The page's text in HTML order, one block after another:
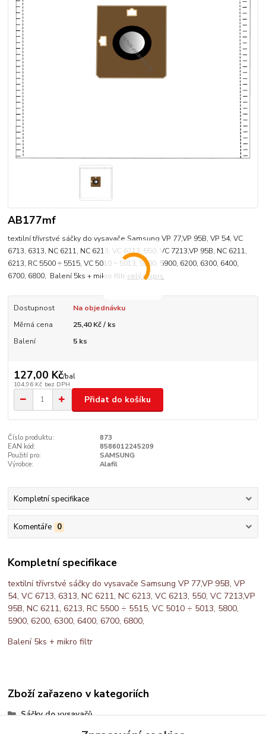
AB177mf
textilní třívrstvé sáčky do vysavače Samsung VP 77,VP 95B, VP 54, VC
6713, 6313, NC 6211, NC 6213, VC 6213, 550, VC 7213,VP 95B, NC 6211,
6213, RC 5500 ÷ 5515, VC 5010 ÷ 5013, 5800, 5900, 6200, 6300, 6400,
6700, 6800, Balení 5ks + mikro filtr celý popis
Dostupnost
Na objednávku
Měrná cena
25,40 Kč / ks
Balení
5 ks
127,00 Kč/bal
104,96 Kč bez DPH
Přidat do košíku
Číslo produktu:
873
EAN kód:
8586012245209
Použití pro:
SAMSUNG
Výrobce:
Alafil
Kompletní specifikace
Komentáře 0
Kompletní specifikace
textilní třívrstvé sáčky do vysavače Samsung VP 77,VP 95B, VP
54, VC 6713, 6313, NC 6211, NC 6213, VC 6213, 550, VC 7213,VP
95B, NC 6211, 6213, RC 5500 ÷ 5515, VC 5010 ÷ 5013, 5800,
5900, 6200, 6300, 6400, 6700, 6800,
Balení 5ks + mikro filtr
Zboží zařazeno v kategoriích
Sáčky do vysavačů